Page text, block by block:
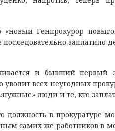
«новый Генпрокурор
последовательно
и бывший первый
всех неугодных
люди и те, кто
в прокуратуре
самих же работников в